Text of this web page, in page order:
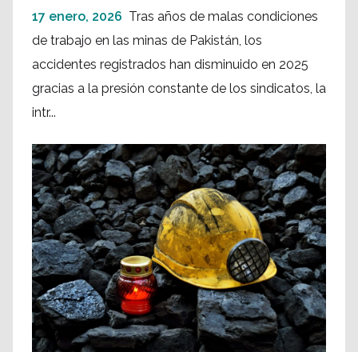
17 enero, 2026 Tras años de malas condiciones
de trabajo en las minas de Pakistán, los
accidentes registrados han disminuido en 2025
gracias a la presión constante de los sindicatos, la
intr...